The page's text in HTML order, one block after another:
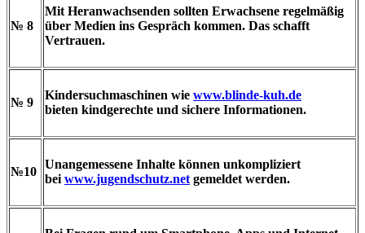
№ 8
Mit Heranwachsenden sollten Erwachsene regelmäßig
über Medien ins Gespräch kommen. Das schafft
Vertrauen.
№ 9
Kindersuchmaschinen wie www.blinde-kuh.de
bieten kindgerechte und sichere Informationen.
№10
Unangemessene Inhalte können unkompliziert
bei www.jugendschutz.net gemeldet werden.